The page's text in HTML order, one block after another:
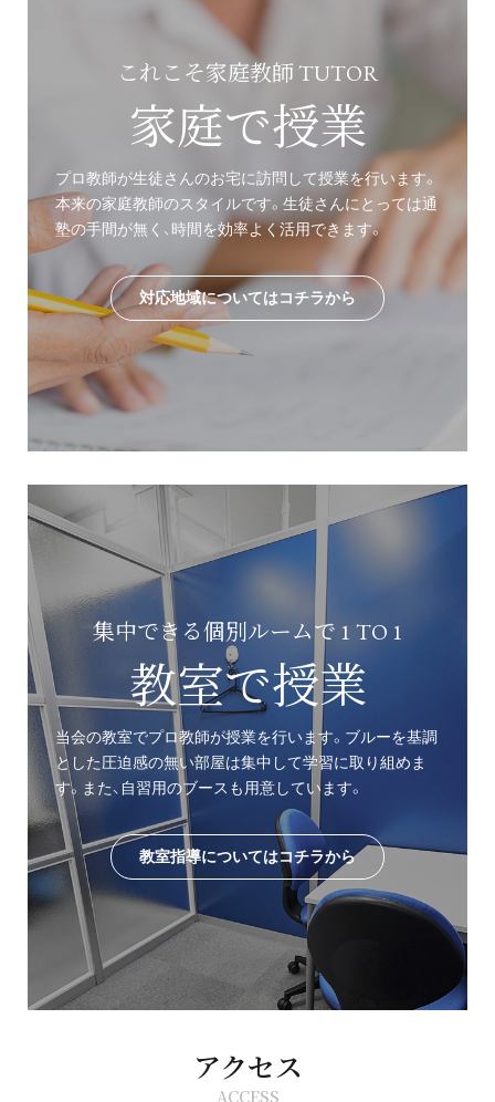
これこそ家庭教師 TUTOR
家庭で授業
プロ教師が生徒さんのお宅に訪問して授業を行います。
本来の家庭教師のスタイルです。生徒さんにとっては通
塾の手間が無く、時間を効率よく活用できます。
対応地域についてはコチラから
集中できる個別ルームで 1 TO 1
教室で授業
当会の教室でプロ教師が授業を行います。ブルーを基調
とした圧迫感の無い部屋は集中して学習に取り組めま
す。また、自習用のブースも用意しています。
教室指導についてはコチラから
アクセス
ACCESS